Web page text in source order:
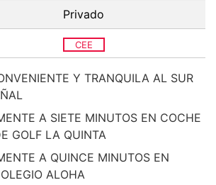
Privado
CEE
Y TRANQUILA AL SUR
A SIETE MINUTOS EN COCHE
GOLF LA QUINTA
A QUINCE MINUTOS EN
ALOHA